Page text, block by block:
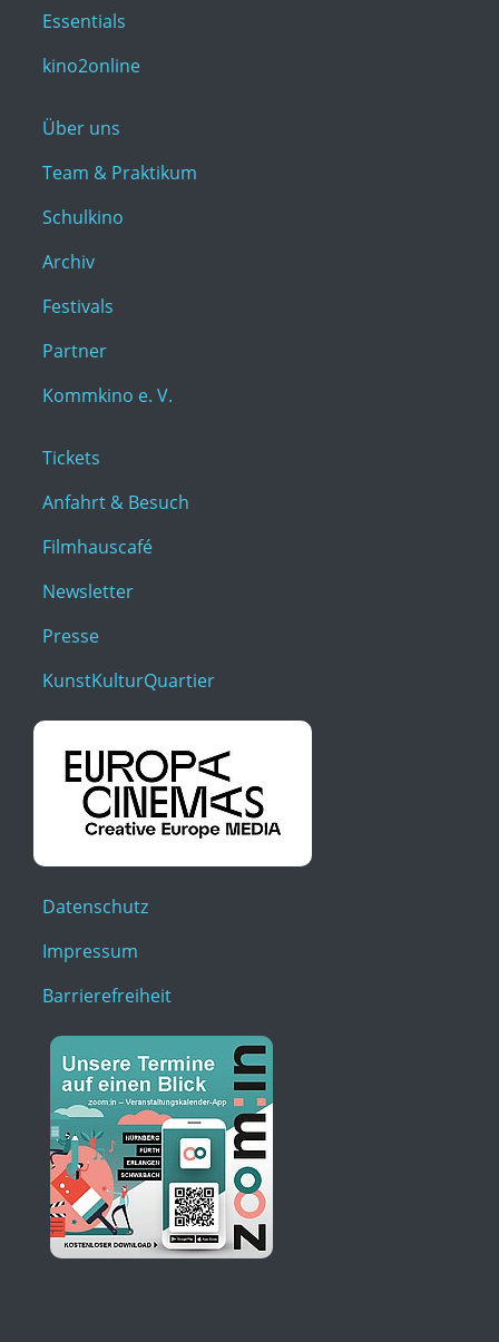
Essentials
kino2online
Über uns
Team & Praktikum
Schulkino
Archiv
Festivals
Partner
Kommkino e. V.
Tickets
Anfahrt & Besuch
Filmhauscafé
Newsletter
Presse
KunstKulturQuartier
Datenschutz
Impressum
Barrierefreiheit